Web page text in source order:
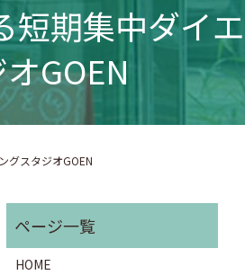
短期集中ダイ
GOEN
グスタジオGOEN
HOME